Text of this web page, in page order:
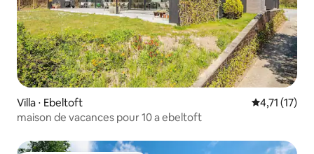
Villa ⋅ Ebeltoft Évaluation
4,71 (17)
maison de vacances pour 10 a ebeltoft